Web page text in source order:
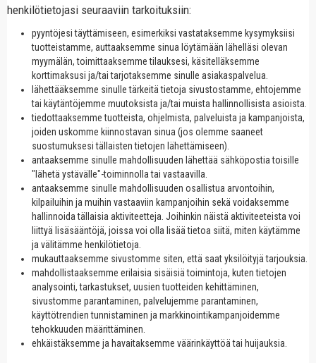
henkilötietojasi seuraaviin tarkoituksiin:
pyyntöjesi täyttämiseen, esimerkiksi vastataksemme kysymyksiisi
tuotteistamme, auttaaksemme sinua löytämään lähelläsi olevan
myymälän, toimittaaksemme tilauksesi, käsitelläksemme
korttimaksusi ja/tai tarjotaksemme sinulle asiakaspalvelua.
lähettääksemme sinulle tärkeitä tietoja sivustostamme, ehtojemme
tai käytäntöjemme muutoksista ja/tai muista hallinnollisista asioista.
tiedottaaksemme tuotteista, ohjelmista, palveluista ja kampanjoista,
joiden uskomme kiinnostavan sinua (jos olemme saaneet
suostumuksesi tällaisten tietojen lähettämiseen).
antaaksemme sinulle mahdollisuuden lähettää sähköpostia toisille
"lähetä ystävälle"-toiminnolla tai vastaavilla.
antaaksemme sinulle mahdollisuuden osallistua arvontoihin,
kilpailuihin ja muihin vastaaviin kampanjoihin sekä voidaksemme
hallinnoida tällaisia aktiviteetteja. Joihinkin näistä aktiviteeteista voi
liittyä lisäsääntöjä, joissa voi olla lisää tietoa siitä, miten käytämme
ja välitämme henkilötietoja.
mukauttaaksemme sivustomme siten, että saat yksilöityjä tarjouksia.
mahdollistaaksemme erilaisia sisäisiä toimintoja, kuten tietojen
analysointi, tarkastukset, uusien tuotteiden kehittäminen,
sivustomme parantaminen, palvelujemme parantaminen,
käyttötrendien tunnistaminen ja markkinointikampanjoidemme
tehokkuuden määrittäminen.
ehkäistäksemme ja havaitaksemme väärinkäyttöä tai huijauksia.